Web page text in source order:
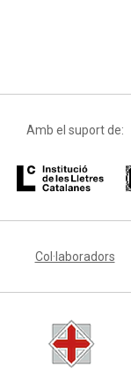
Amb el suport de:
Col·laboradors